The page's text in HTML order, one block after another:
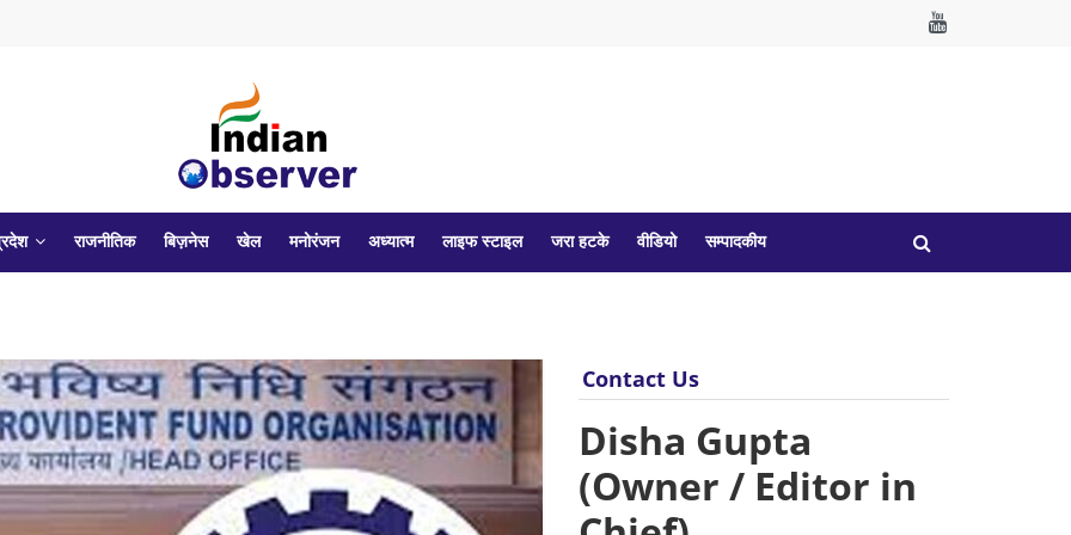
राजनीतिक बिज़नेस खेल मनोरंजन अध्यात्म लाइफ स्टाइल जरा हटके वीडियो सम्पादकीय
Contact Us
Disha Gupta
(Owner / Editor in